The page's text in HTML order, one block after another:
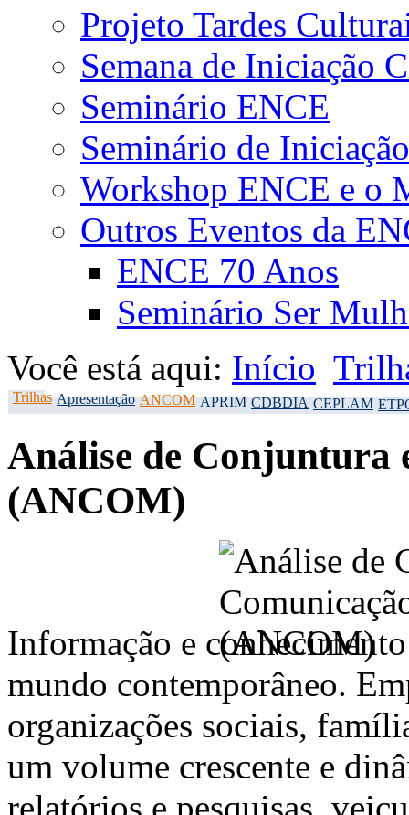
Projeto Tardes
Semana de Iniciação
Seminário ENCE
Seminário de
Workshop ENCE e o
Outros Eventos da
ENCE 70 Anos
Seminário Ser
Você está aqui: Início
Trilhas Apresentação ANCOM APRIM CDBDIA CEPLAM
Análise de Conjuntura
(ANCOM)
Informação e
mundo contemporâneo.
organizações sociais,
um volume crescente e